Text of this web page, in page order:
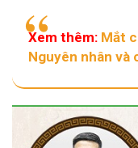
Xem thêm: Mắt
Nguyên nhân và